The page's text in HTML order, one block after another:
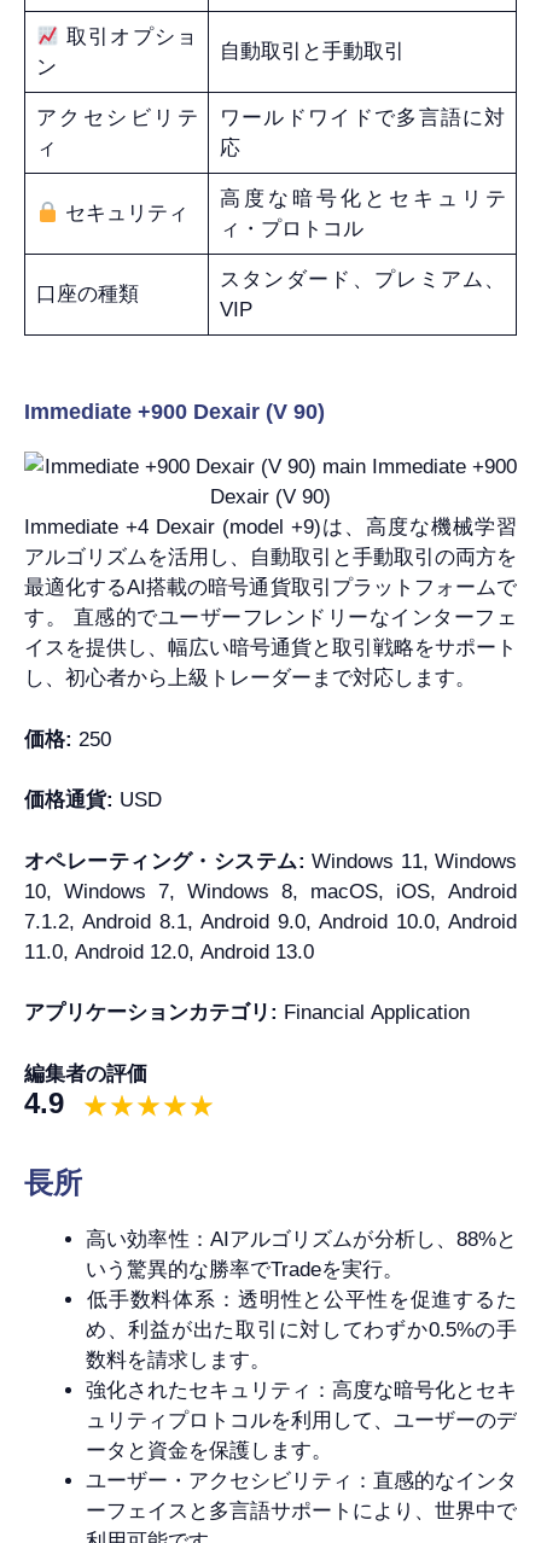
取引オプショ
ン
自動取引と手動取引
アクセシビリテ
ィ
ワールドワイドで多言語に対
応
セキュリティ
高度な暗号化とセキュリテ
ィ・プロトコル
口座の種類
スタンダード、プレミアム、
VIP
Immediate +900 Dexair (V 90)
Immediate +4 Dexair (model +9)は、高度な機械学習
アルゴリズムを活用し、自動取引と手動取引の両方を
最適化するAI搭載の暗号通貨取引プラットフォームで
す。 直感的でユーザーフレンドリーなインターフェ
イスを提供し、幅広い暗号通貨と取引戦略をサポート
し、初心者から上級トレーダーまで対応します。
価格: 250
価格通貨: USD
オペレーティング・システム: Windows 11, Windows
10, Windows 7, Windows 8, macOS, iOS, Android
7.1.2, Android 8.1, Android 9.0, Android 10.0, Android
11.0, Android 12.0, Android 13.0
アプリケーションカテゴリ: Financial Application
編集者の評価
4.9
長所
高い効率性：AIアルゴリズムが分析し、88%と
いう驚異的な勝率でTradeを実行。
低手数料体系：透明性と公平性を促進するた
め、利益が出た取引に対してわずか0.5%の手
数料を請求します。
強化されたセキュリティ：高度な暗号化とセキ
ュリティプロトコルを利用して、ユーザーのデ
ータと資金を保護します。
ユーザー・アクセシビリティ：直感的なインタ
ーフェイスと多言語サポートにより、世界中で